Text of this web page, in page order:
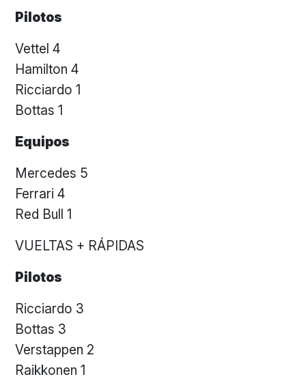
Pilotos
Vettel 4
Hamilton 4
Ricciardo 1
Bottas 1
Equipos
Mercedes 5
Ferrari 4
Red Bull 1
VUELTAS + RÁPIDAS
Pilotos
Ricciardo 3
Bottas 3
Verstappen 2
Raikkonen 1